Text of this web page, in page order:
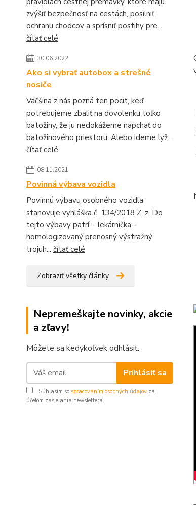
zvýšiť bezpečnosť na cestách, posilniť
ochranu chodcov a sprísniť postihy pre...
čítať celé
30.06.2022
Ako si vybrať autobox a strešné
nosiče
Väčšina z nás pozná ten pocit, keď
potrebujeme zbaliť na dovolenku toľko
batožiny, že ju nedokážeme napchať do
batožinového priestoru. Alebo ideme lyž...
čítať celé
08.11.2021
Povinná výbava vozidla
Povinnú výbavu osobného vozidla
stanovuje vyhláška č. 134/2018 Z. z. Do
tejto výbavy patrí: - lekárnička -
homologizovaný prenosný výstražný
trojuh... čítať celé
Zobraziť všetky články
Nepremeškajte novinky, akcie
a zľavy!
Môžete sa kedykoľvek odhlásiť.
Prihlásiť sa
Súhlasím so spracovaním osobných údajov za
účelom zasielania newslettera.